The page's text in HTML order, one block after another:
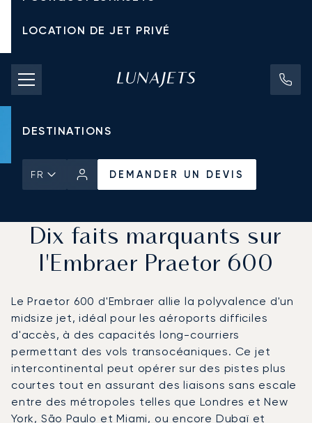
LOCATION DE JET PRIVÉ
TARIFS D'AFFRÈTEMENT
JETS PRIVÉS
DESTINATIONS
FR
DEMANDER UN DEVIS
DEMANDER UN DEVIS
Dix faits marquants sur
l'Embraer Praetor 600
Le Praetor 600 d'Embraer allie la polyvalence d'un
midsize jet, idéal pour les aéroports difficiles
d'accès, à des capacités long-courriers
permettant des vols transocéaniques. Ce jet
intercontinental peut opérer sur des pistes plus
courtes tout en assurant des liaisons sans escale
entre des métropoles telles que Londres et New
York, São Paulo et Miami, ou encore Dubaï et